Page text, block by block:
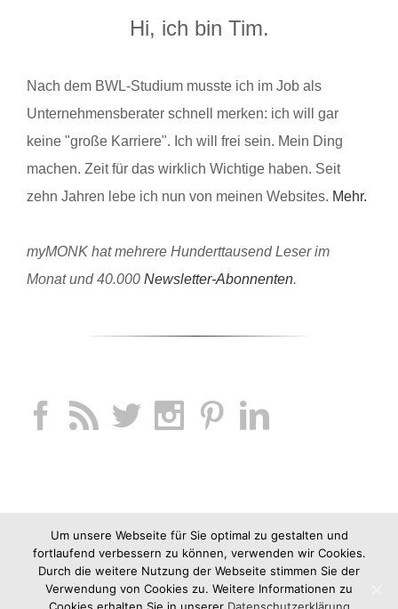
Hi, ich bin Tim.
Nach dem BWL-Studium musste ich im Job als
Unternehmensberater schnell merken: ich will gar
keine "große Karriere". Ich will frei sein. Mein Ding
machen. Zeit für das wirklich Wichtige haben. Seit
zehn Jahren lebe ich nun von meinen Websites. Mehr.
myMONK hat mehrere Hunderttausend Leser im
Monat und 40.000 Newsletter-Abonnenten.
Um unsere Webseite für Sie optimal zu gestalten und
fortlaufend verbessern zu können, verwenden wir Cookies.
Durch die weitere Nutzung der Webseite stimmen Sie der
Verwendung von Cookies zu. Weitere Informationen zu